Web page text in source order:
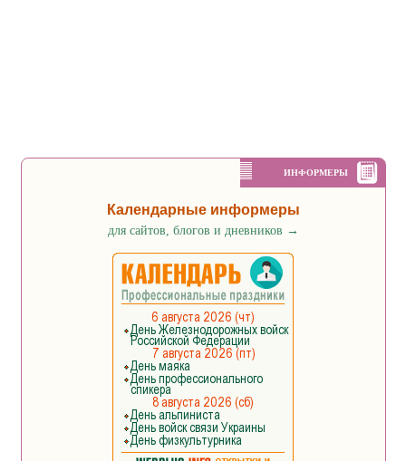
ИНФОРМЕРЫ
Календарные информеры
для сайтов, блогов и дневников →